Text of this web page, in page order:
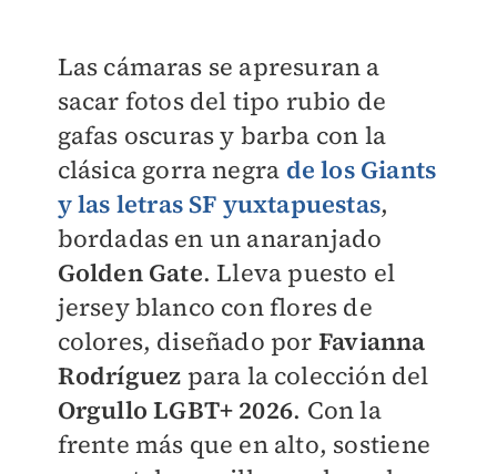
Las cámaras se apresuran a
sacar fotos del tipo rubio de
gafas oscuras y barba con la
clásica gorra negra de los Giants
y las letras SF yuxtapuestas,
bordadas en un anaranjado
Golden Gate. Lleva puesto el
jersey blanco con flores de
colores, diseñado por Favianna
Rodríguez para la colección del
Orgullo LGBT+ 2026. Con la
frente más que en alto, sostiene